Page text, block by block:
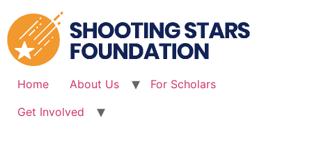
to
content
Home About Us
For Scholars
Get Involved